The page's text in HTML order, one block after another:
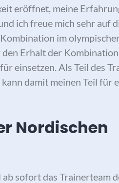
eröffnet, meine
ich freue mich sehr auf
im
Erhalt der
einsetzen. Als Teil des
damit meinen Teil für
Nordischen
sofort das Trainerteam